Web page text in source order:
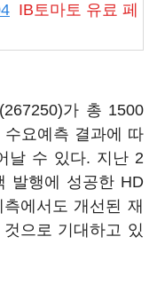
IB토마토 유료 페
가 총 1500
요예측 결과에 따
날 수 있다. 지난 2
발행에 성공한 HD
에서도 개선된 재
으로 기대하고 있